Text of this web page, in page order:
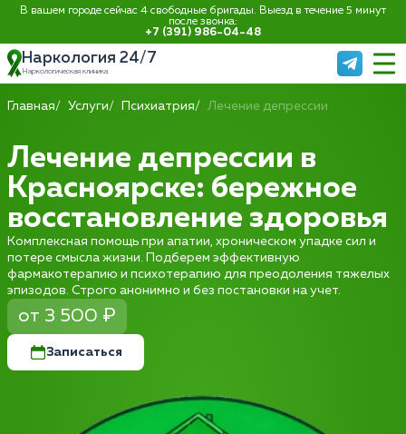
В вашем городе сейчас 4 свободные бригады. Выезд в течение 5 минут
после звонка:
+7 (391) 986-04-48
Наркология 24/7
Наркологическая клиника
Главная Услуги Психиатрия Лечение депрессии
Лечение депрессии в
Красноярске: бережное
восстановление здоровья
Комплексная помощь при апатии, хроническом упадке сил и
потере смысла жизни. Подберем эффективную
фармакотерапию и психотерапию для преодоления тяжелых
эпизодов. Строго анонимно и без постановки на учет.
от 3 500 ₽
Записаться